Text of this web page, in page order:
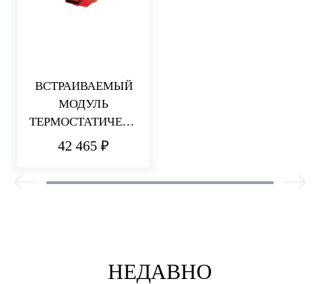
ВСТРАИВАЕМЫЙ
МОДУЛЬ
ТЕРМОСТАТИЧЕСК
ОГО СМЕСИТЕЛЯ
42 465 ₽
НЕДАВНО